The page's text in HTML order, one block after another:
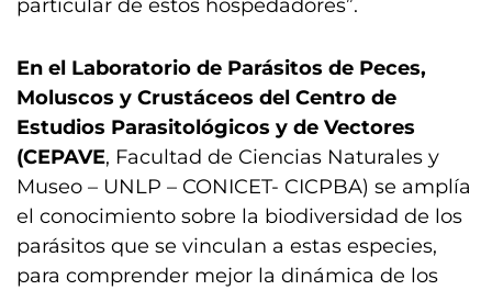
particular de estos hospedadores”.
En el Laboratorio de Parásitos de Peces,
Moluscos y Crustáceos del Centro de
Estudios Parasitológicos y de Vectores
(CEPAVE, Facultad de Ciencias Naturales y
Museo – UNLP – CONICET- CICPBA) se amplía
el conocimiento sobre la biodiversidad de los
parásitos que se vinculan a estas especies,
para comprender mejor la dinámica de los